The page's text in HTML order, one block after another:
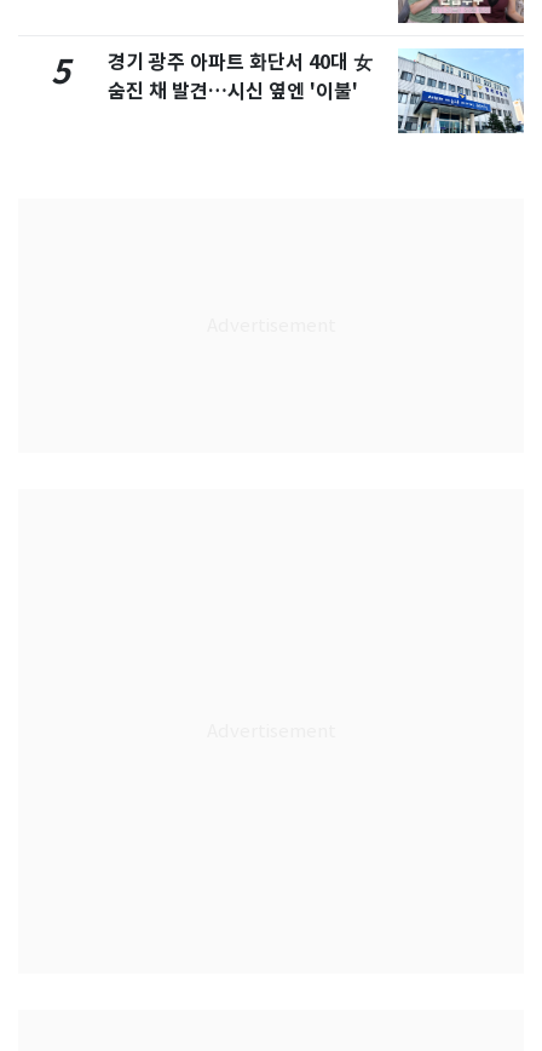
5
경기 광주 아파트 화단서 40대 女
숨진 채 발견…시신 옆엔 '이불'